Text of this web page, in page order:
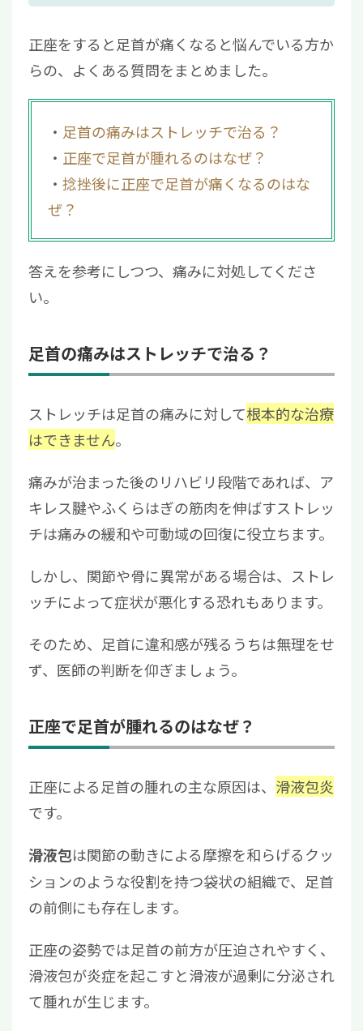
正座をすると足首が痛くなると悩んでいる方か
らの、よくある質問をまとめました。
足首の痛みはストレッチで治る？
正座で足首が腫れるのはなぜ？
捻挫後に正座で足首が痛くなるのはな
ぜ？
答えを参考にしつつ、痛みに対処してくださ
い。
足首の痛みはストレッチで治る？
ストレッチは足首の痛みに対して根本的な治療
はできません。
痛みが治まった後のリハビリ段階であれば、ア
キレス腱やふくらはぎの筋肉を伸ばすストレッ
チは痛みの緩和や可動域の回復に役立ちます。
しかし、関節や骨に異常がある場合は、ストレ
ッチによって症状が悪化する恐れもあります。
そのため、足首に違和感が残るうちは無理をせ
ず、医師の判断を仰ぎましょう。
正座で足首が腫れるのはなぜ？
正座による足首の腫れの主な原因は、 滑液包炎
です。
滑液包は関節の動きによる摩擦を和らげるクッ
ションのような役割を持つ袋状の組織で、足首
の前側にも存在します。
正座の姿勢では足首の前方が圧迫されやすく、
滑液包が炎症を起こすと滑液が過剰に分泌され
て腫れが生じます。